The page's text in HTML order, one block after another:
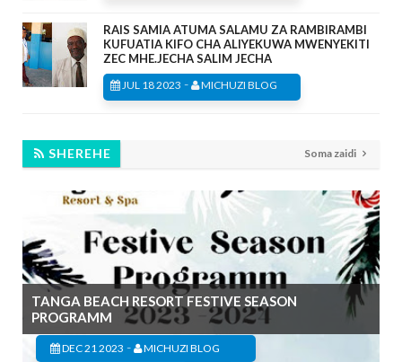
RAIS SAMIA ATUMA SALAMU ZA RAMBIRAMBI
KUFUATIA KIFO CHA ALIYEKUWA MWENYEKITI
ZEC MHE.JECHA SALIM JECHA
JUL 18 2023 - MICHUZI BLOG
SHEREHE Soma zaidi
TANGA BEACH RESORT FESTIVE SEASON
PROGRAMM
DEC 21 2023 - MICHUZI BLOG